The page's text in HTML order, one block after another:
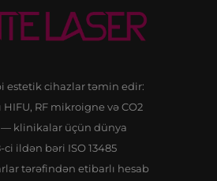
estetik cihazlar təmin edir:
HIFU, RF mikroigne və CO2
— klinikalar üçün dünya
ildən bəri ISO 13485
tərəfindən etibarlı hesab